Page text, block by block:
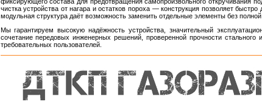
чистка устройства от нагара и остатков пороха — конструкция позволяет
модульная структура даёт возможность заменить отдельные элементы без полной
Мы гарантируем высокую надёжность устройства, значительный
сочетание передовых инженерных решений, проверенной прочности
требовательных пользователей.